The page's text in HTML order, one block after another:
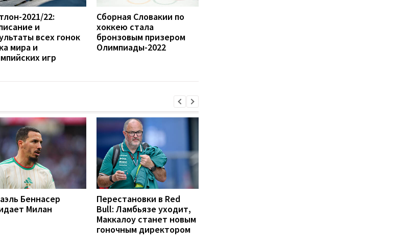
2021/22:
и
всех гонок
мира и
игр
Сборная Словакии по
хоккею стала
бронзовым призером
Олимпиады-2022
Беннасер
Милан
Перестановки в Red
Bull: Ламбьязе уходит,
Маккалоу станет новым
гоночным директором